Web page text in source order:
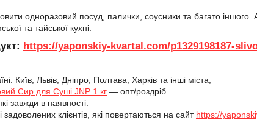
одноразовий посуд, палички, соусники та багато іншого.
та тайської кухні.
https://yaponskiy-kvartal.com/p1329198187-
Київ, Львів, Дніпро, Полтава, Харків та інші міста;
Сир для Суші JNP 1 кг — опт/роздріб.
завжди в наявності.
задоволених клієнтів, які повертаються на сайт https://